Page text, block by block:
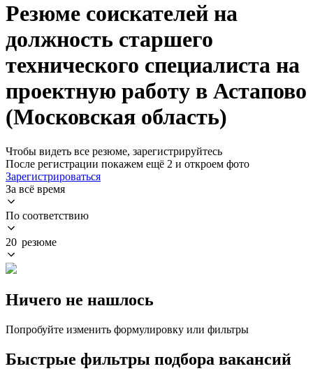
Резюме соискателей на
должность старшего
технического специалиста на
проектную работу в Астапово
(Московская область)
Чтобы видеть все резюме, зарегистрируйтесь
После регистрации покажем ещё 2 и откроем фото
Зарегистрироваться
За всё время
По соответствию
20 резюме
Ничего не нашлось
Попробуйте изменить формулировку или фильтры
Быстрые фильтры подбора вакансий